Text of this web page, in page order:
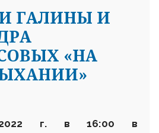
ГАЛИНЫ И
«НА
г. в 16:00 в